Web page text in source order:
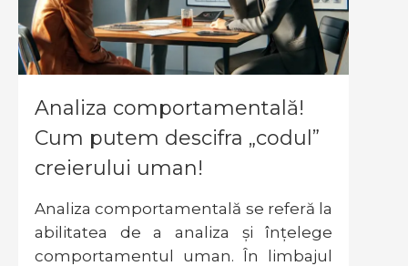
Analiza comportamentală!
Cum putem descifra „codul”
creierului uman!
Analiza comportamentală se referă la
abilitatea de a analiza și înțelege
comportamentul uman. În limbajul